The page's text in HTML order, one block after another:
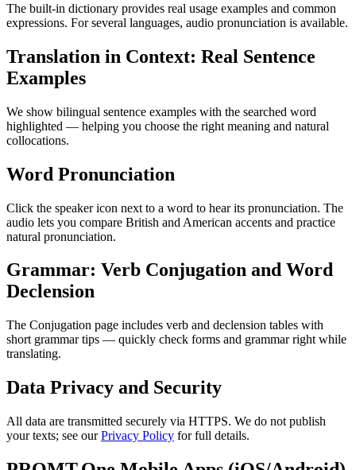
The built-in dictionary provides real usage examples and common
expressions. For several languages, audio pronunciation is available.
Translation in Context: Real Sentence
Examples
We show bilingual sentence examples with the searched word
highlighted — helping you choose the right meaning and natural
collocations.
Word Pronunciation
Click the speaker icon next to a word to hear its pronunciation. The
audio lets you compare British and American accents and practice
natural pronunciation.
Grammar: Verb Conjugation and Word
Declension
The Conjugation page includes verb and declension tables with
short grammar tips — quickly check forms and grammar right while
translating.
Data Privacy and Security
All data are transmitted securely via HTTPS. We do not publish
your texts; see ourPrivacy Policy for full details.